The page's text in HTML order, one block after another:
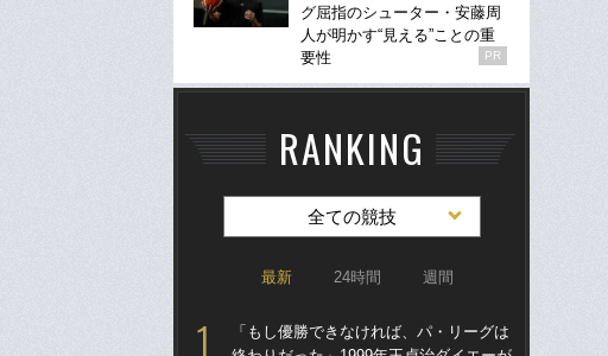
グ屈指のシューター・安藤周
人が明かす“見える”ことの重
要性
PR
RANKING
全ての競技
最新 24時間 週間
「もし優勝できなければ、パ・リーグは